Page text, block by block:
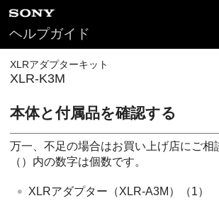
ヘルプガイド
XLRアダプターキット
XLR-K3M
本体と付属品を確認する
万一、不足の場合はお買い上げ店にご相
（）内の数字は個数です。
XLRアダプター（XLR-A3M）（1）